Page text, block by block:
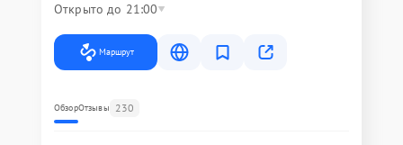
Открыто до 21:00
Маршрут
ОбзорОтзывы 230